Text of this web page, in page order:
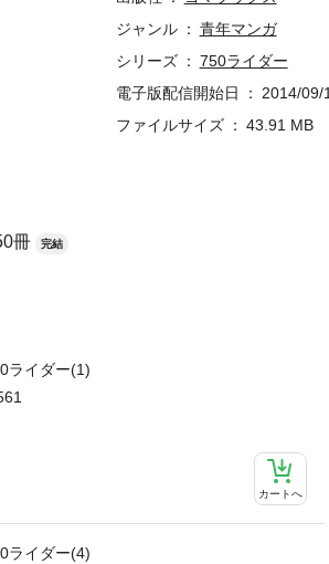
冊 完結
ライダー(1)
カートへ
ライダー(4)
ジャンル
青年マンガ
シリーズ
750ライダー
電子版配信開始日
2014/09/
ファイルサイズ
43.91 MB